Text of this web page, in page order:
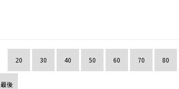
20 30 40 50 60 70 80
最後